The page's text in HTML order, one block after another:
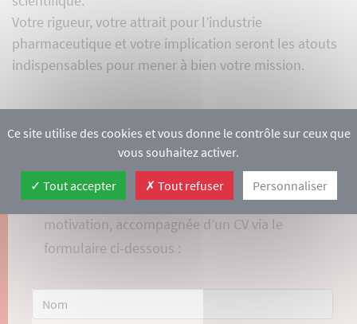
Votre rigueur, votre attrait pour l’industrie
pharmaceutique et votre implication seront les atouts
indispensables pour mener à bien votre mission.
St2i
Pour postuler, merci d’envoyer votre lettre de
motivation, accompagnée d’un CV via le
formulaire ci-dessous :
Ce site utilise des cookies et vous donne le contrôle sur ceux que
vous souhaitez activer.
Tout accepter Tout refuser Personnaliser